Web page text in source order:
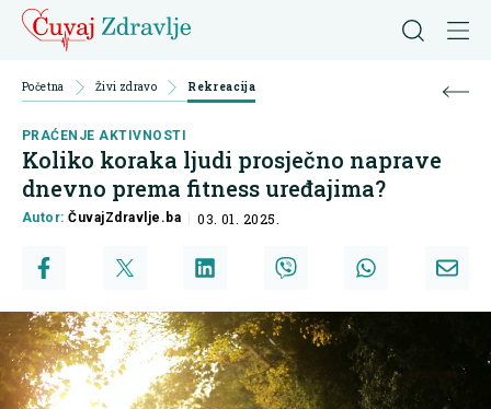
Početna Živi zdravo Rekreacija
PRAĆENJE AKTIVNOSTI
Koliko koraka ljudi prosječno naprave
dnevno prema fitness uređajima?
Autor:ČuvajZdravlje.ba 03. 01. 2025.